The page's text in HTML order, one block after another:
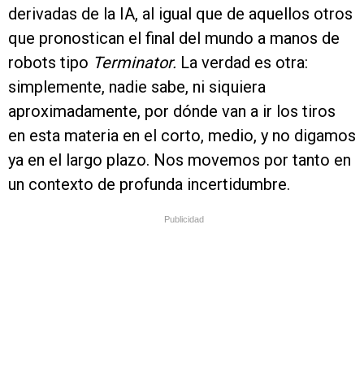
derivadas de la IA, al igual que de aquellos otros
que pronostican el final del mundo a manos de
robots tipo Terminator. La verdad es otra:
simplemente, nadie sabe, ni siquiera
aproximadamente, por dónde van a ir los tiros
en esta materia en el corto, medio, y no digamos
ya en el largo plazo. Nos movemos por tanto en
un contexto de profunda incertidumbre.
Publicidad